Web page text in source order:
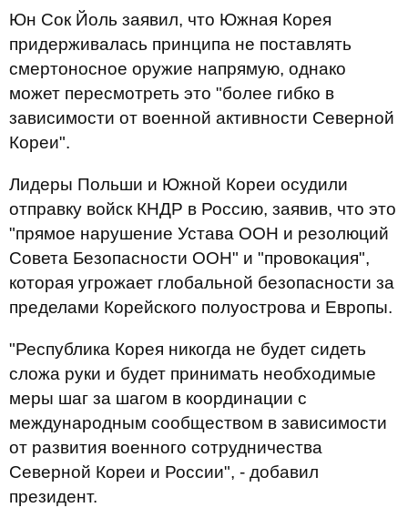
Юн Сок Йоль заявил, что Южная Корея
придерживалась принципа не поставлять
смертоносное оружие напрямую, однако
может пересмотреть это "более гибко в
зависимости от военной активности Северной
Кореи".
Лидеры Польши и Южной Кореи осудили
отправку войск КНДР в Россию, заявив, что это
"прямое нарушение Устава ООН и резолюций
Совета Безопасности ООН" и "провокация",
которая угрожает глобальной безопасности за
пределами Корейского полуострова и Европы.
"Республика Корея никогда не будет сидеть
сложа руки и будет принимать необходимые
меры шаг за шагом в координации с
международным сообществом в зависимости
от развития военного сотрудничества
Северной Кореи и России", - добавил
президент.